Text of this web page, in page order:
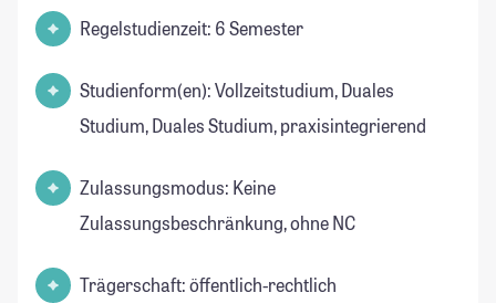
Regelstudienzeit: 6 Semester
Studienform(en): Vollzeitstudium, Duales
Studium, Duales Studium, praxisintegrierend
Zulassungsmodus: Keine
Zulassungsbeschränkung, ohne NC
Trägerschaft: öffentlich-rechtlich